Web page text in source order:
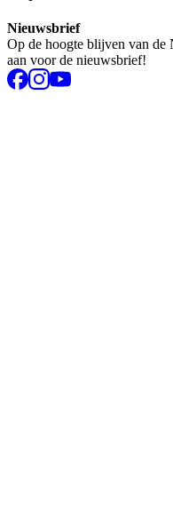
Nieuwsbrief
Op de hoogte blijven van de
aan voor de nieuwsbrief!